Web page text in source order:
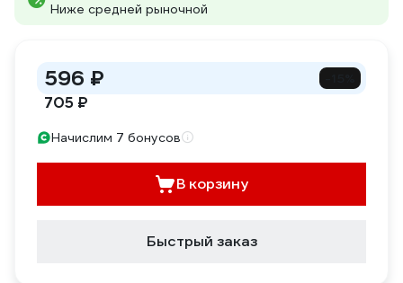
Ниже средней рыночной
596 ₽
705 ₽
Начислим 7 бонусов
В корзину
Быстрый заказ